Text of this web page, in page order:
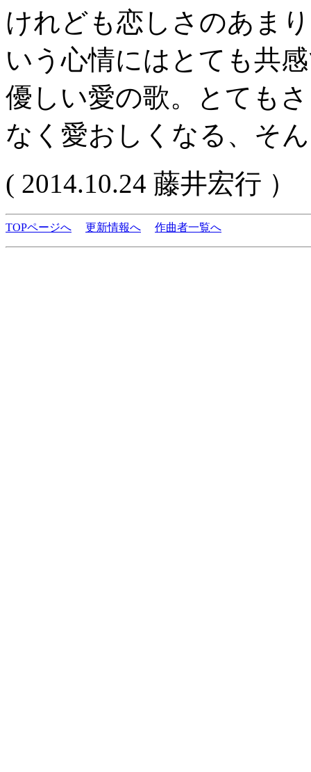
けれども恋しさのあま
いう心情にはとても共
優しい愛の歌。とても
なく愛おしくなる、そ
( 2014.10.24 藤井宏行 ）
TOPページへ 更新情報へ 作曲者一覧へ